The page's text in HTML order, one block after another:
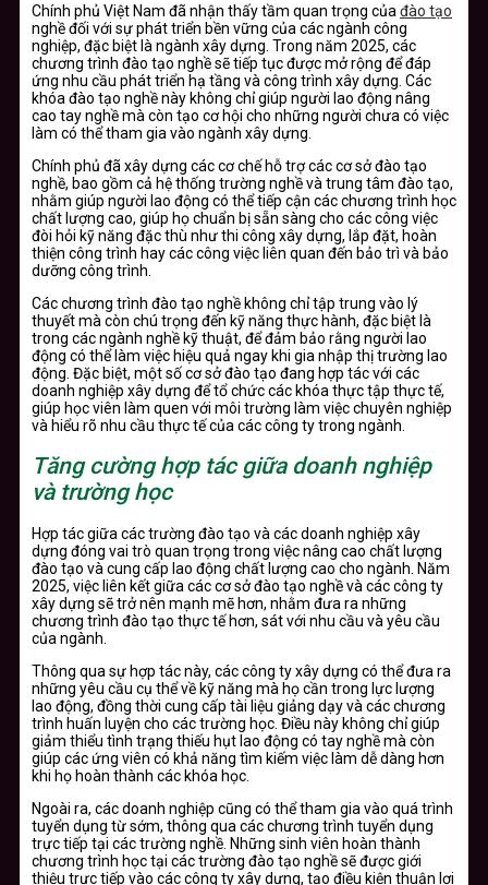
Chính phủ Việt Nam đã nhận thấy tầm quan trọng của đào tạo
nghề đối với sự phát triển bền vững của các ngành công
nghiệp, đặc biệt là ngành xây dựng. Trong năm 2025, các
chương trình đào tạo nghề sẽ tiếp tục được mở rộng để đáp
ứng nhu cầu phát triển hạ tầng và công trình xây dựng. Các
khóa đào tạo nghề này không chỉ giúp người lao động nâng
cao tay nghề mà còn tạo cơ hội cho những người chưa có việc
làm có thể tham gia vào ngành xây dựng.
Chính phủ đã xây dựng các cơ chế hỗ trợ các cơ sở đào tạo
nghề, bao gồm cả hệ thống trường nghề và trung tâm đào tạo,
nhằm giúp người lao động có thể tiếp cận các chương trình học
chất lượng cao, giúp họ chuẩn bị sẵn sàng cho các công việc
đòi hỏi kỹ năng đặc thù như thi công xây dựng, lắp đặt, hoàn
thiện công trình hay các công việc liên quan đến bảo trì và bảo
dưỡng công trình.
Các chương trình đào tạo nghề không chỉ tập trung vào lý
thuyết mà còn chú trọng đến kỹ năng thực hành, đặc biệt là
trong các ngành nghề kỹ thuật, để đảm bảo rằng người lao
động có thể làm việc hiệu quả ngay khi gia nhập thị trường lao
động. Đặc biệt, một số cơ sở đào tạo đang hợp tác với các
doanh nghiệp xây dựng để tổ chức các khóa thực tập thực tế,
giúp học viên làm quen với môi trường làm việc chuyên nghiệp
và hiểu rõ nhu cầu thực tế của các công ty trong ngành.
Tăng cường hợp tác giữa doanh nghiệp
và trường học
Hợp tác giữa các trường đào tạo và các doanh nghiệp xây
dựng đóng vai trò quan trọng trong việc nâng cao chất lượng
đào tạo và cung cấp lao động chất lượng cao cho ngành. Năm
2025, việc liên kết giữa các cơ sở đào tạo nghề và các công ty
xây dựng sẽ trở nên mạnh mẽ hơn, nhằm đưa ra những
chương trình đào tạo thực tế hơn, sát với nhu cầu và yêu cầu
của ngành.
Thông qua sự hợp tác này, các công ty xây dựng có thể đưa ra
những yêu cầu cụ thể về kỹ năng mà họ cần trong lực lượng
lao động, đồng thời cung cấp tài liệu giảng dạy và các chương
trình huấn luyện cho các trường học. Điều này không chỉ giúp
giảm thiểu tình trạng thiếu hụt lao động có tay nghề mà còn
giúp các ứng viên có khả năng tìm kiếm việc làm dễ dàng hơn
khi họ hoàn thành các khóa học.
Ngoài ra, các doanh nghiệp cũng có thể tham gia vào quá trình
tuyển dụng từ sớm, thông qua các chương trình tuyển dụng
trực tiếp tại các trường nghề. Những sinh viên hoàn thành
chương trình học tại các trường đào tạo nghề sẽ được giới
thiệu trực tiếp vào các công ty xây dựng, tạo điều kiện thuận lợi